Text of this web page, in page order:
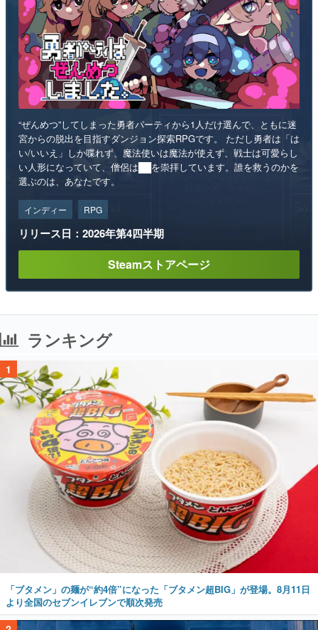
“ぜんめつ”してしまった勇者パーティから1人だけ選んで、ともに迷
宮からの脱出を目指すダンジョン探索RPGです。 ただし勇者は「は
い/いいえ」しか喋れず、魔法使いは魔法が使えず、戦士は可愛らし
い人形になっていて、僧侶は██を崇拝しています。誰を救うのかを
選ぶのは、あなたです。
インディー RPG
リリース日：2026年第4四半期
Steamストアページ
ランキング
1
「ブタメン」の麺が“約4倍”になった「ブタメン超BIG」が登場。8月11日
より全国のセブンイレブンで順次発売